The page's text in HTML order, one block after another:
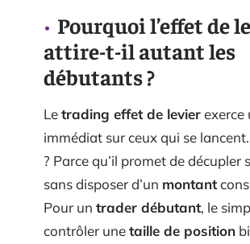
Pourquoi l’effet de
attire-t-il autant les
débutants ?
Letrading effet de levier
immédiat sur ceux qui se
? Parce qu’il promet de décupler
sans disposer d’un montant
Pour un trader débutant, le
contrôler unetaille de position